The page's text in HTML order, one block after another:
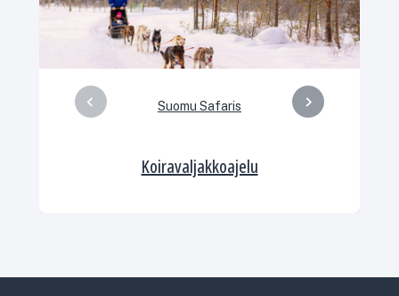
Suomu Safaris
Koiravaljakkoajelu